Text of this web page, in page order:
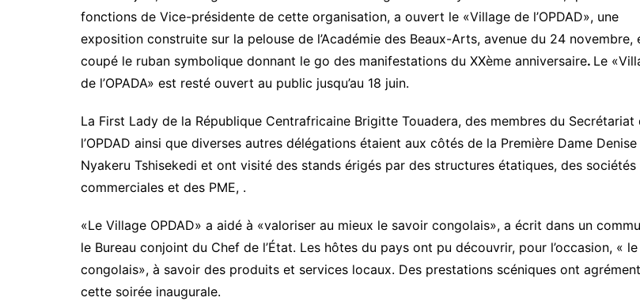
fonctions de Vice-présidente de cette organisation, a ouvert le «Village de l’OPDAD», une
exposition construite sur la pelouse de l’Académie des Beaux-Arts, avenue du 24 novembre,
coupé le ruban symbolique donnant le go des manifestations du XXème anniversaire. Le
de l’OPADA» est resté ouvert au public jusqu’au 18 juin.
La First Lady de la République Centrafricaine Brigitte Touadera, des membres du Secrétariat
l’OPDAD ainsi que diverses autres délégations étaient aux côtés de la Première Dame Denise
Nyakeru Tshisekedi et ont visité des stands érigés par des structures étatiques, des sociétés
commerciales et des PME, .
«Le Village OPDAD» a aidé à «valoriser au mieux le savoir congolais», a écrit dans un
le Bureau conjoint du Chef de l’État. Les hôtes du pays ont pu découvrir, pour l’occasion, «
congolais», à savoir des produits et services locaux. Des prestations scéniques ont
cette soirée inaugurale.